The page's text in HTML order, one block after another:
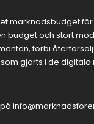
marknadsbudget
budget och stort
förbi
gjorts i de